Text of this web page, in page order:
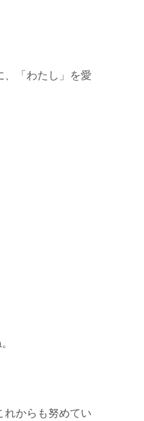
「わたし」を愛
からも努めてい